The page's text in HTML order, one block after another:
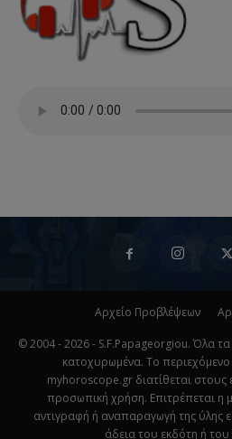
Αρχείο Προβλέψεων
© 2004 - 2026 - S.F.Papageorgiou. Όλα τα
κατοχυρωμένα. Το
myhoroscope.gr διατίθεται στους
προσωπική χρήση. Επιτρέπεται η
αντιγραφή ή αναπαραγωγή της ύλης
άδεια του εκδότη ή